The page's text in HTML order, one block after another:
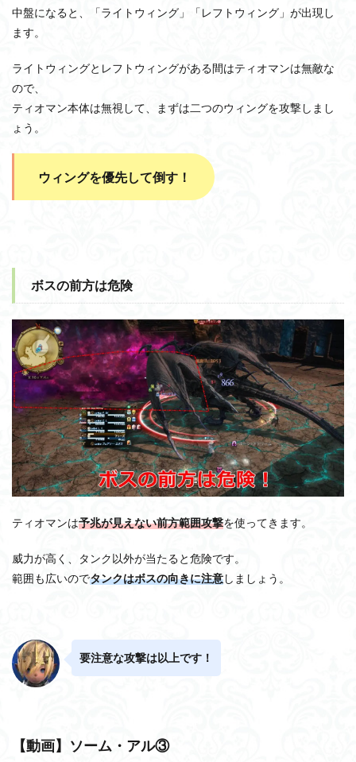
中盤になると、「ライトウィング」「レフトウィング」が出現し
ます。
ライトウィングとレフトウィングがある間はティオマンは無敵な
ので、
ティオマン本体は無視して、まずは二つのウィングを攻撃しまし
ょう。
ウィングを優先して倒す！
ボスの前方は危険
ティオマンは予兆が見えない前方範囲攻撃を使ってきます。
威力が高く、タンク以外が当たると危険です。
範囲も広いのでタンクはボスの向きに注意しましょう。
要注意な攻撃は以上です！
【動画】ソーム・アル③